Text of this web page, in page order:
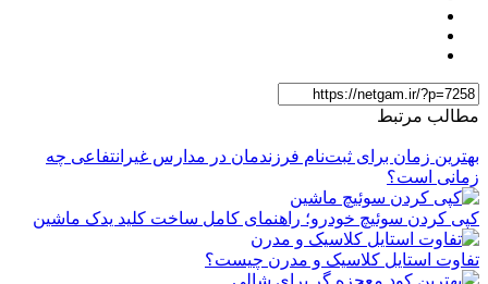
مطالب مرتبط
بهترین زمان برای ثبت‌نام فرزندمان در مدارس غیرانتفاعی چه
زمانی است؟
کپی کردن سوئیچ خودرو؛ راهنمای کامل ساخت کلید یدک ماشین
تفاوت استایل کلاسیک و مدرن چیست؟